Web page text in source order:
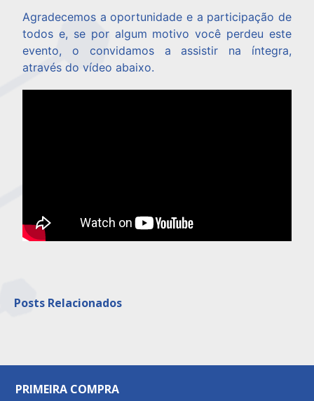
Agradecemos a oportunidade e a participação de
todos e, se por algum motivo você perdeu este
evento, o convidamos a assistir na íntegra,
através do vídeo abaixo.
Posts Relacionados
PRIMEIRA COMPRA